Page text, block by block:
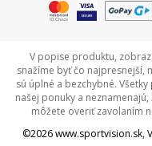
V popise produktu,
snažíme byť čo najpresnejší,
sú úplné a bezchybné.
našej ponuky a
môžete overiť zavolaním
©2026www.sportvision.sk,